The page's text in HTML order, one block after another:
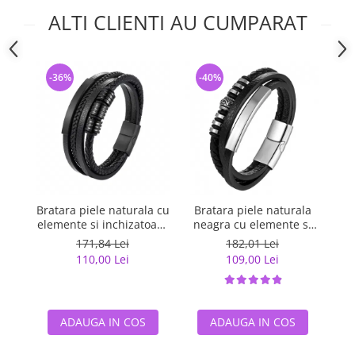
ALTI CLIENTI AU CUMPARAT
Bratara piele naturala cu
elemente si inchizatoare
negre din inox
171,84 Lei
110,00 Lei
-36%
ADAUGA IN COS
Bratara piele naturala
neagra cu elemente si
inchizatoare din inox
182,01 Lei
109,00 Lei
-40%
ADAUGA IN COS